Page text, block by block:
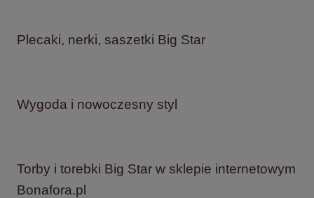
Plecaki, nerki, saszetki Big Star
Wygoda i nowoczesny styl
Torby i torebki Big Star w sklepie internetowym
Bonafora.pl